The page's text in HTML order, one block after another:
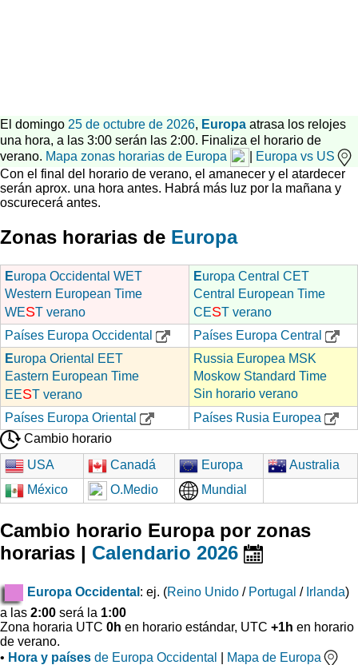
El domingo 25 de octubre de 2026, Europa atrasa los relojes
una hora, a las 3:00 serán las 2:00. Finaliza el horario de
verano. Mapa zonas horarias de Europa
Europa vs US
Con el final del horario de verano, el amanecer y el atardecer
serán aprox. una hora antes. Habrá más luz por la mañana y
oscurecerá antes.
Zonas horarias de Europa
Europa Occidental WET
Western European Time
WEST verano
Europa Central CET
Central European Time
CEST verano
Países Europa Occidental
Países Europa Central
Europa Oriental EET
Eastern European Time
EEST verano
Russia Europea MSK
Moskow Standard Time
Sin horario verano
Países Europa Oriental
Países Rusia Europea
Cambio horario
USA
Canadá Europa
Australia
México
O.Medio Mundial
Cambio horario Europa por zonas
horarias | Calendario 2026
Europa Occidental : ej. (Reino Unido / Portugal / Irlanda)
a las 2:00 será la 1:00
Zona horaria UTC 0h en horario estándar, UTC +1h en horario
de verano.
• Hora y países de Europa Occidental Mapa de Europa